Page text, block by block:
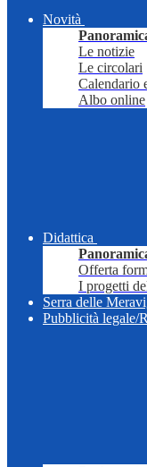
Novità
Le notizie
Le circolari
Calendario
Albo online
Didattica
Offerta
I progetti
Serra delle
Pubblicità legale/